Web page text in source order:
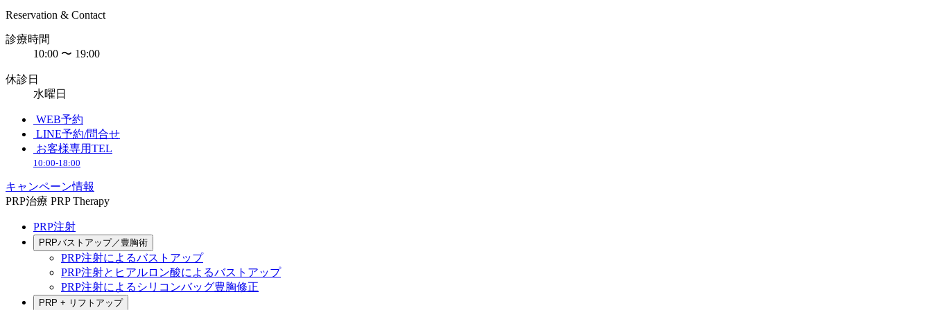
Reservation & Contact
診療時間
10:00 〜 19:00
休診日
水曜日
WEB予約
LINE予約/問合せ
お客様専用TEL
10:00-18:00
キャンペーン情報
PRP治療 PRP Therapy
PRP注射
PRPバストアップ／豊胸術
PRP注射によるバストアップ
PRP注射とヒアルロン酸によるバストアップ
PRP注射によるシリコンバッグ豊胸修正
PRP + リフトアップ